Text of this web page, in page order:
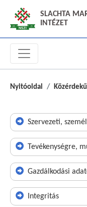
SLACHTA
INTÉZET
Nyitóoldal
Szervezeti,
Tevékenységre,
Gazdálkodási
Integritás